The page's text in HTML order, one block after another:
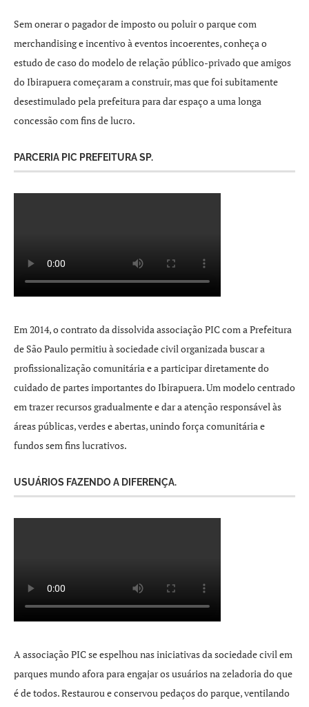
Sem onerar o pagador de imposto ou poluir o parque com
merchandising e incentivo à eventos incoerentes, conheça o
estudo de caso do modelo de relação público-privado que amigos
do Ibirapuera começaram a construir, mas que foi subitamente
desestimulado pela prefeitura para dar espaço a uma longa
concessão com fins de lucro.
PARCERIA PIC PREFEITURA SP.
Em 2014, o contrato da dissolvida associação PIC com a Prefeitura
de São Paulo permitiu à sociedade civil organizada buscar a
profissionalização comunitária e a participar diretamente do
cuidado de partes importantes do Ibirapuera. Um modelo centrado
em trazer recursos gradualmente e dar a atenção responsável às
áreas públicas, verdes e abertas, unindo força comunitária e
fundos sem fins lucrativos.
USUÁRIOS FAZENDO A DIFERENÇA.
A associação PIC se espelhou nas iniciativas da sociedade civil em
parques mundo afora para engajar os usuários na zeladoria do que
é de todos. Restaurou e conservou pedaços do parque, ventilando